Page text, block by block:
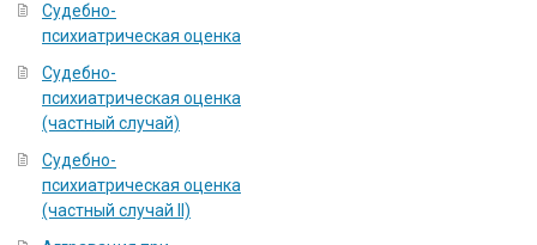
Судебно-
психиатрическая оценка
Судебно-
психиатрическая оценка
(частный случай)
Судебно-
психиатрическая оценка
(частный случай II)